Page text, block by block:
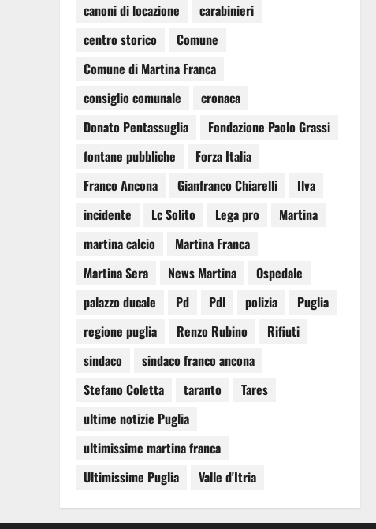
canoni di locazione
carabinieri
centro storico
Comune
Comune di Martina Franca
consiglio comunale
cronaca
Donato Pentassuglia
Fondazione Paolo Grassi
fontane pubbliche
Forza Italia
Franco Ancona
Gianfranco Chiarelli
Ilva
incidente
Lc Solito Lega pro
Martina
martina calcio
Martina Franca
Martina Sera
News Martina
Ospedale
palazzo ducale
Pd Pdl polizia
Puglia
regione puglia
Renzo Rubino
Rifiuti
sindaco
sindaco franco ancona
Stefano Coletta
taranto
Tares
ultime notizie Puglia
ultimissime martina franca
Ultimissime Puglia
Valle d'Itria